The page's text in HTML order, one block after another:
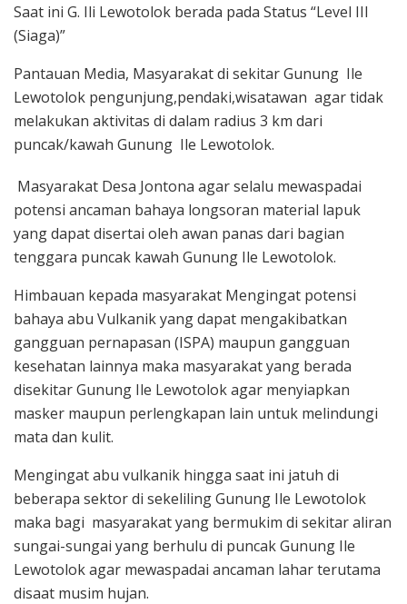
Saat ini G. Ili Lewotolok berada pada Status “Level III
(Siaga)”
Pantauan Media, Masyarakat di sekitar Gunung Ile
Lewotolok pengunjung,pendaki,wisatawan agar tidak
melakukan aktivitas di dalam radius 3 km dari
puncak/kawah Gunung Ile Lewotolok.
Masyarakat Desa Jontona agar selalu mewaspadai
potensi ancaman bahaya longsoran material lapuk
yang dapat disertai oleh awan panas dari bagian
tenggara puncak kawah Gunung Ile Lewotolok.
Himbauan kepada masyarakat Mengingat potensi
bahaya abu Vulkanik yang dapat mengakibatkan
gangguan pernapasan (ISPA) maupun gangguan
kesehatan lainnya maka masyarakat yang berada
disekitar Gunung Ile Lewotolok agar menyiapkan
masker maupun perlengkapan lain untuk melindungi
mata dan kulit.
Mengingat abu vulkanik hingga saat ini jatuh di
beberapa sektor di sekeliling Gunung Ile Lewotolok
maka bagi masyarakat yang bermukim di sekitar aliran
sungai-sungai yang berhulu di puncak Gunung Ile
Lewotolok agar mewaspadai ancaman lahar terutama
disaat musim hujan.